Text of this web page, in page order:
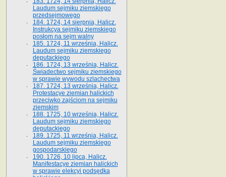
Laudum sejmiku ziemskiego
przedsejmowego
184. 1724, 14 sierpnia, Halicz.
Instrukcya sejmiku ziemskiego
posłom na sejm walny
185. 1724, 11 września, Halicz.
Laudum sejmiku ziemskiego
deputackiego
186. 1724, 13 września, Halicz.
Świadectwo sejmiku ziemskiego
w sprawie wywodu szlachectwa
187. 1724, 13 września, Halicz.
Protestacye ziemian halickich
przeciwko zajściom na sejmiku
ziemskim
188. 1725, 10 września, Halicz.
Laudum sejmiku ziemskiego
deputackiego
189. 1725, 11 września, Halicz.
Laudum sejmiku ziemskiego
gospodarskiego
190. 1726, 10 lipca, Halicz.
Manifestacye ziemian halickich
w sprawie elekcyi podsędka